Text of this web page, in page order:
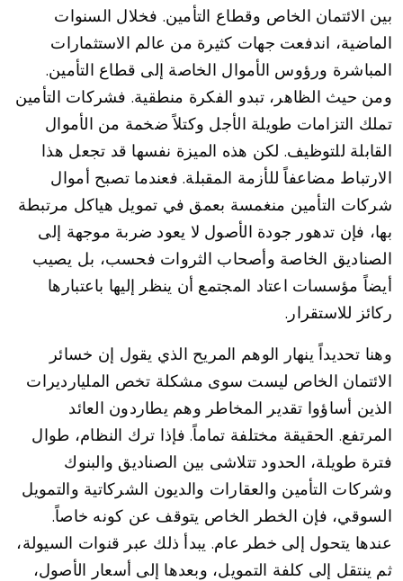
بين الائتمان الخاص وقطاع التأمين. فخلال السنوات
الماضية، اندفعت جهات كثيرة من عالم الاستثمارات
المباشرة ورؤوس الأموال الخاصة إلى قطاع التأمين.
ومن حيث الظاهر، تبدو الفكرة منطقية. فشركات التأمين
تملك التزامات طويلة الأجل وكتلاً ضخمة من الأموال
القابلة للتوظيف. لكن هذه الميزة نفسها قد تجعل هذا
الارتباط مضاعفاً للأزمة المقبلة. فعندما تصبح أموال
شركات التأمين منغمسة بعمق في تمويل هياكل مرتبطة
بها، فإن تدهور جودة الأصول لا يعود ضربة موجهة إلى
الصناديق الخاصة وأصحاب الثروات فحسب، بل يصيب
أيضاً مؤسسات اعتاد المجتمع أن ينظر إليها باعتبارها
ركائز للاستقرار.
وهنا تحديداً ينهار الوهم المريح الذي يقول إن خسائر
الائتمان الخاص ليست سوى مشكلة تخص المليارديرات
الذين أساؤوا تقدير المخاطر وهم يطاردون العائد
المرتفع. الحقيقة مختلفة تماماً. فإذا ترك النظام، طوال
فترة طويلة، الحدود تتلاشى بين الصناديق والبنوك
وشركات التأمين والعقارات والديون الشركاتية والتمويل
السوقي، فإن الخطر الخاص يتوقف عن كونه خاصاً.
عندها يتحول إلى خطر عام. يبدأ ذلك عبر قنوات السيولة،
ثم ينتقل إلى كلفة التمويل، وبعدها إلى أسعار الأصول،